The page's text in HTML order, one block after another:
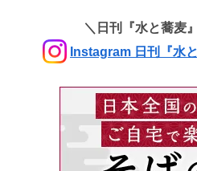
＼日刊『水と蕎麦
Instagram 日刊『水